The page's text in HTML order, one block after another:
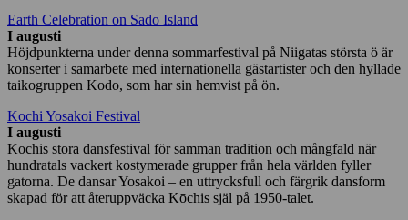
Earth Celebration on Sado Island
I augusti
Höjdpunkterna under denna sommarfestival på Niigatas största ö är
konserter i samarbete med internationella gästartister och den hyllade
taikogruppen Kodo, som har sin hemvist på ön.
Kochi Yosakoi Festival
I augusti
Kōchis stora dansfestival för samman tradition och mångfald när
hundratals vackert kostymerade grupper från hela världen fyller
gatorna. De dansar Yosakoi – en uttrycksfull och färgrik dansform
skapad för att återuppväcka Kōchis själ på 1950-talet.